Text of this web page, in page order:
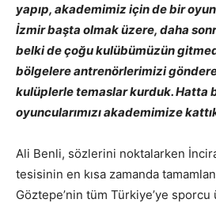
yapıp, akademimiz için de bir
İzmir başta olmak üzere, daha
belki de çoğu kulübümüzün
bölgelere antrenörlerimizi
kulüplerle temaslar kurduk. Hatta
oyuncularımızı akademimize
Ali Benli, sözlerini noktalarken
tesisinin en kısa zamanda
Göztepe’nin tüm Türkiye’ye